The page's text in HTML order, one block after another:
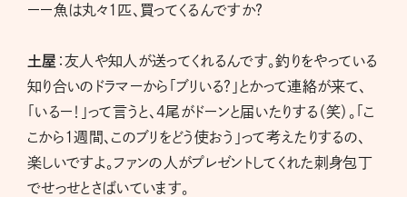
ーー魚は丸々1匹、買ってくるんですか?
土屋 ：友人や知人が送ってくれるんです。釣りをやっている
知り合いのドラマーから「ブリいる?」とかって連絡が来て、
「いるー！」って言うと、４尾がドーンと届いたりする（笑）。「こ
こから1週間、このブリをどう使おう」って考えたりするの、
楽しいですよ。ファンの人がプレゼントしてくれた刺身包丁
でせっせとさばいています。